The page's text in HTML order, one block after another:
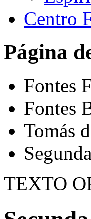
Centro
Página
Fontes
Fontes
Tomás
TEXTO